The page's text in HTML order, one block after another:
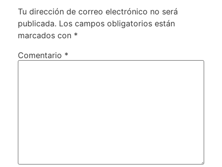
Tu dirección de correo electrónico no será
publicada. Los campos obligatorios están
marcados con *
Comentario *